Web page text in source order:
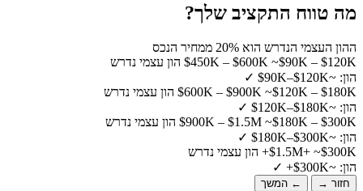
מה טווח התקציב שלך?
ההון העצמי הנדרש הוא 20% ממחיר הנכס
$450K – $600K ~$90K – $120K הון עצמי נדרש
הון: ~$90K–$120K
✓
$600K – $900K ~$120K – $180K הון עצמי נדרש
הון: ~$120K–$180K
✓
$900K – $1.5M ~$180K – $300K הון עצמי נדרש
הון: ~$180K–$300K
✓
$1.5M+ ~$300K+ הון עצמי נדרש
הון: ~$300K+
✓
חזור → ← המשך